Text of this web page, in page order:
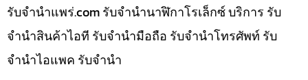
รับจํานําแพร่.com รับจำนำนาฬิกาโรเล็กซ์ บริการ รับ
จำนำสินค้าไอที รับจำนำมือถือ รับจำนำโทรศัพท์ รับ
จำนำไอแพค รับจำนำ